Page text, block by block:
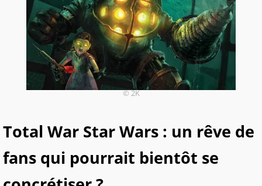
© 2K
Total War Star Wars : un rêve de
fans qui pourrait bientôt se